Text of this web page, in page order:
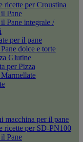
ricette per Croustina
Pane
Pane integrale /
per il pane
dolce e torte
Glutine
per Pizza
macchina per il pane
ricette per SD-PN100
Pane